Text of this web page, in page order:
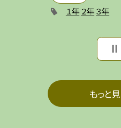
１年 ２年３年
もっと